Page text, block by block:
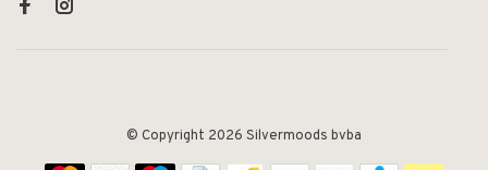
© Copyright 2026 Silvermoods bvba